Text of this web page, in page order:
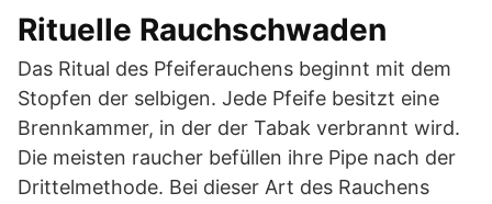
Rituelle Rauchschwaden
Das Ritual des Pfeiferauchens beginnt mit dem
Stopfen der selbigen. Jede Pfeife besitzt eine
Brennkammer, in der der Tabak verbrannt wird.
Die meisten raucher befüllen ihre Pipe nach der
Drittelmethode. Bei dieser Art des Rauchens